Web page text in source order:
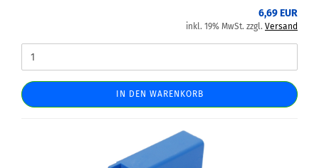
6,69 EUR
inkl. 19% MwSt. zzgl. Versand
IN DEN WARENKORB